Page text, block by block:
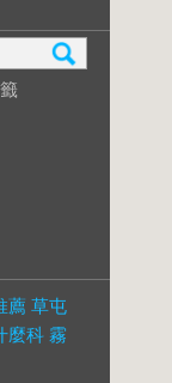
薦 草屯
麼科 霧